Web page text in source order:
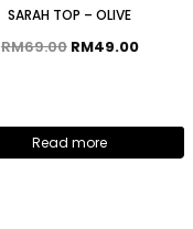
SARAH TOP – OLIVE
RM69.00 RM49.00
Read more